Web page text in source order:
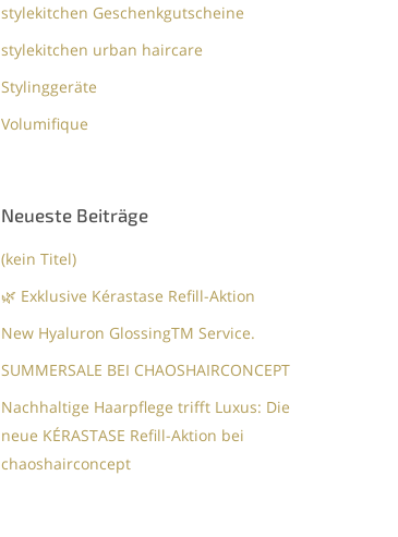
stylekitchen Geschenkgutscheine
stylekitchen urban haircare
Stylinggeräte
Volumifique
Neueste Beiträge
(kein Titel)
🌿 Exklusive Kérastase Refill-Aktion
New Hyaluron GlossingTM​ Service.​
SUMMERSALE BEI CHAOSHAIRCONCEPT
Nachhaltige Haarpflege trifft Luxus: Die
neue KÉRASTASE Refill-Aktion bei
chaoshairconcept